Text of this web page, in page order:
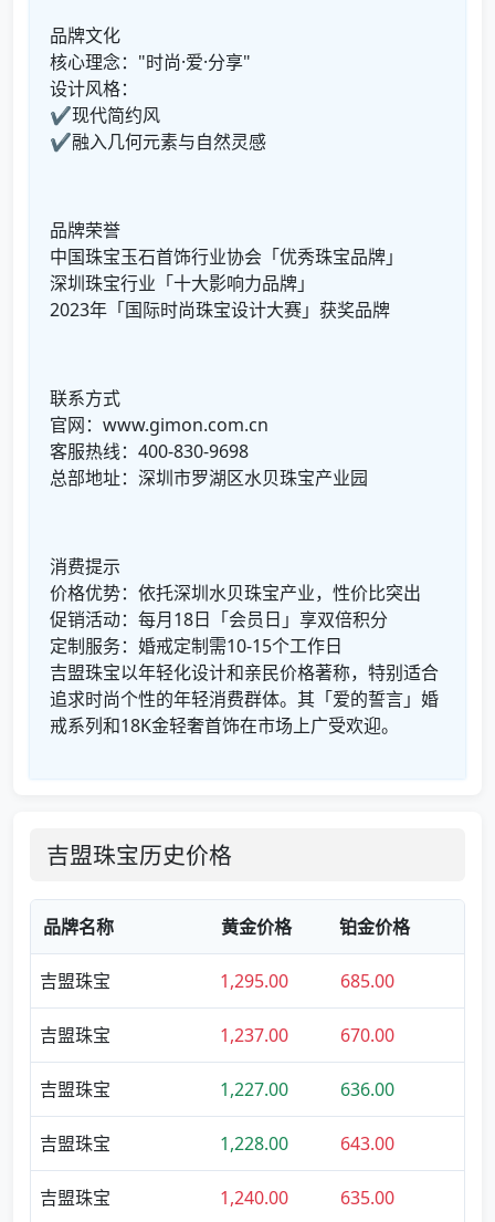
品牌文化
核心理念："时尚·爱·分享"
设计风格：
✔现代简约风
✔融入几何元素与自然灵感
品牌荣誉
中国珠宝玉石首饰行业协会「优秀珠宝品牌」
深圳珠宝行业「十大影响力品牌」
2023年「国际时尚珠宝设计大赛」获奖品牌
联系方式
官网：www.gimon.com.cn
客服热线：400-830-9698
总部地址：深圳市罗湖区水贝珠宝产业园
消费提示
价格优势：依托深圳水贝珠宝产业，性价比突出
促销活动：每月18日「会员日」享双倍积分
定制服务：婚戒定制需10-15个工作日
吉盟珠宝以年轻化设计和亲民价格著称，特别适合
追求时尚个性的年轻消费群体。其「爱的誓言」婚
戒系列和18K金轻奢首饰在市场上广受欢迎。
吉盟珠宝历史价格
品牌名称 黄金价格 铂金价格
吉盟珠宝 1,295.00 685.00
吉盟珠宝 1,237.00 670.00
吉盟珠宝 1,227.00 636.00
吉盟珠宝 1,228.00 643.00
吉盟珠宝 1,240.00 635.00